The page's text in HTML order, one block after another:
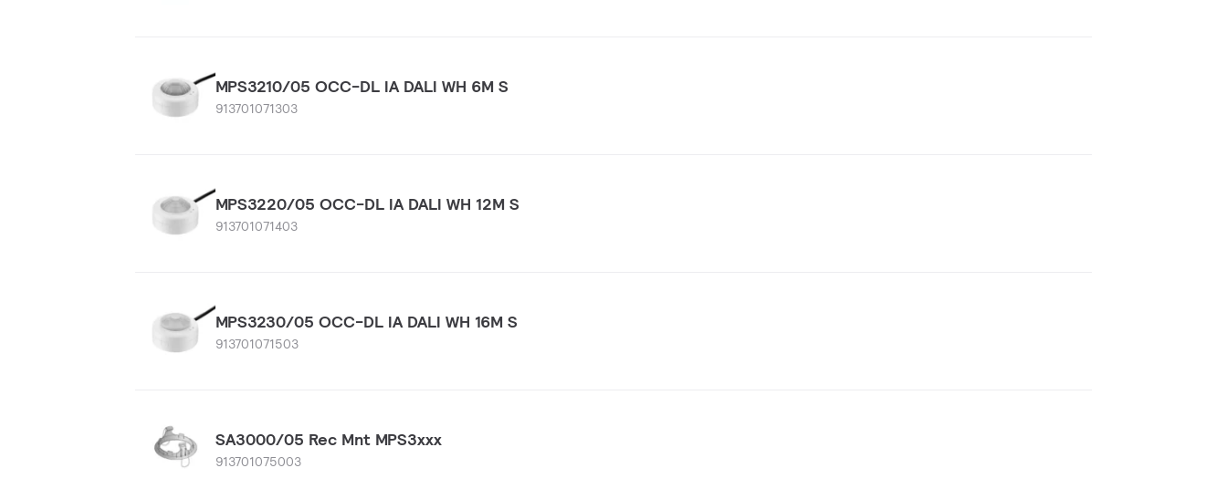
MPS3210/05 OCC-DL IA DALI WH 6M S
913701071303
MPS3220/05 OCC-DL IA DALI WH 12M S
913701071403
MPS3230/05 OCC-DL IA DALI WH 16M S
913701071503
SA3000/05 Rec Mnt MPS3xxx
913701075003